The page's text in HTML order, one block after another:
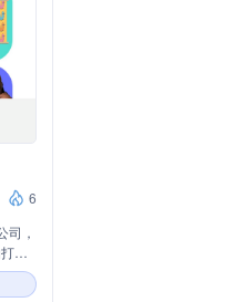
6
司，
理和